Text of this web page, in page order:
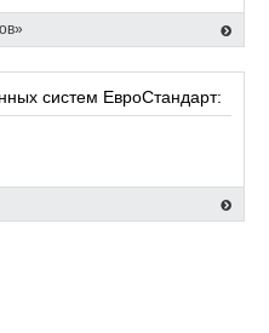
систем ЕвроСтандарт: